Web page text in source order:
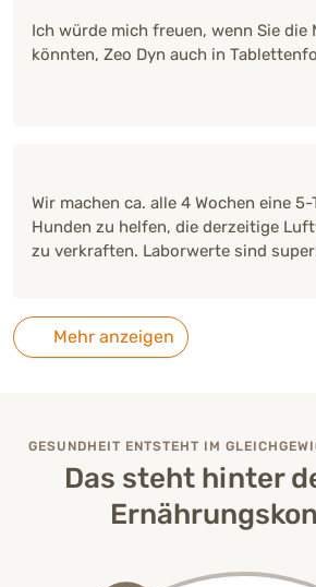
Ich würde mich freuen, wenn Sie
könnten, Zeo Dyn auch in
Wir machen ca. alle 4 Wochen eine
Hunden zu helfen, die derzeitige
zu verkraften. Laborwerte sind
Mehr anzeigen
GESUNDHEIT ENTSTEHT IM
Das steht hinter